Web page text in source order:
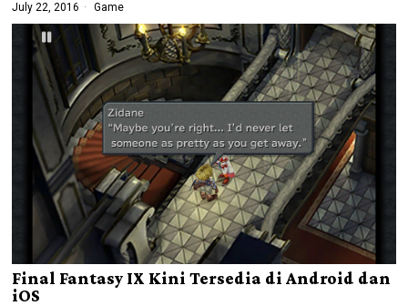
July 22, 2016 Game
Final Fantasy IX Kini Tersedia di Android dan
iOS